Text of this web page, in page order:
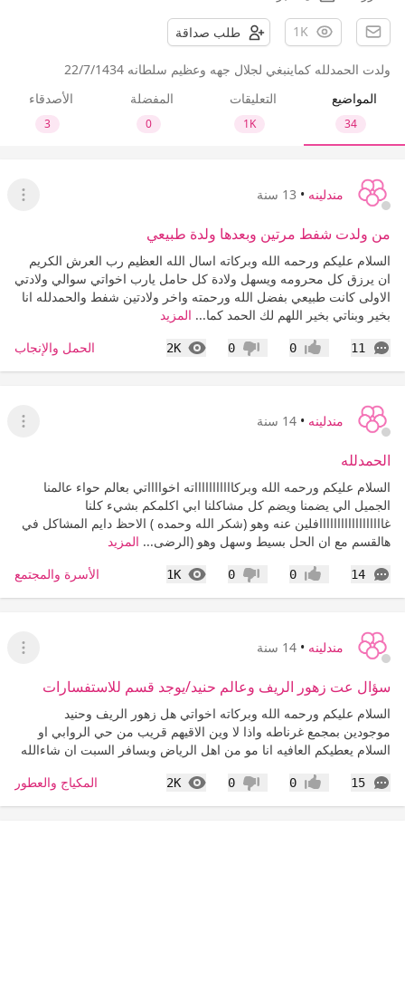
1K طلب صداقة
ولدت الحمدلله كماينبغي لجلال جهه وعظيم سلطانه 22/7/1434
المواضيع
34
التعليقات
1K
المفضلة
0
الأصدقاء
3
مندلينه • 13 سنة
عرض
من ولدت شفط مرتين وبعدها ولدة طبيعي
السلام عليكم ورحمه الله وبركاته اسال الله العظيم رب العرش الكريم
ان يرزق كل محرومه ويسهل ولادة كل حامل يارب اخواتي سوالي ولادتي
الاولى كانت طبيعي بفضل الله ورحمته واخر ولادتين شفط والحمدلله انا
بخير وبناتي بخير اللهم لك الحمد كما... المزيد
11
التعليقات إعجاب0 عدم إعجاب
0
2K
المشاهدات الحمل والإنجاب
مندلينه • 14 سنة
عرض
الحمدلله
السلام عليكم ورحمه الله وبركاااااااااااته اخوااااتي بعالم حواء عالمنا
الجميل الي يضمنا ويضم كل مشاكلنا ابي اكلمكم بشيء كلنا
غاااااااااااااااااافلين عنه وهو (شكر الله وحمده ) الاحظ دايم المشاكل في
هالقسم مع ان الحل بسيط وسهل وهو (الرضى... المزيد
14
التعليقات إعجاب0 عدم إعجاب
0
1K
المشاهدات الأسرة والمجتمع
مندلينه • 14 سنة
عرض
سؤال عت زهور الريف وعالم حنيد/يوجد قسم للاستفسارات
السلام عليكم ورحمه الله وبركاته اخواتي هل زهور الريف وحنيد
موجودين بمجمع غرناطه واذا لا وين الاقيهم قريب من حي الروابي او
السلام يعطيكم العافيه انا مو من اهل الرياض وبسافر السبت ان شاءالله
15
التعليقات إعجاب0 عدم إعجاب
0
2K
المشاهدات المكياج والعطور